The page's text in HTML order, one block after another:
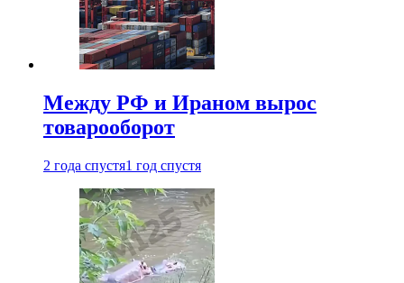
Между РФ и Ираном вырос
товарооборот
2 года спустя1 год спустя